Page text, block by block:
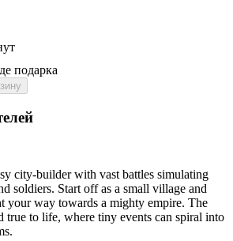
подарка
city-builder with vast battles simulating
soldiers. Start off as a small village and
your way towards a mighty empire. The
true to life, where tiny events can spiral into